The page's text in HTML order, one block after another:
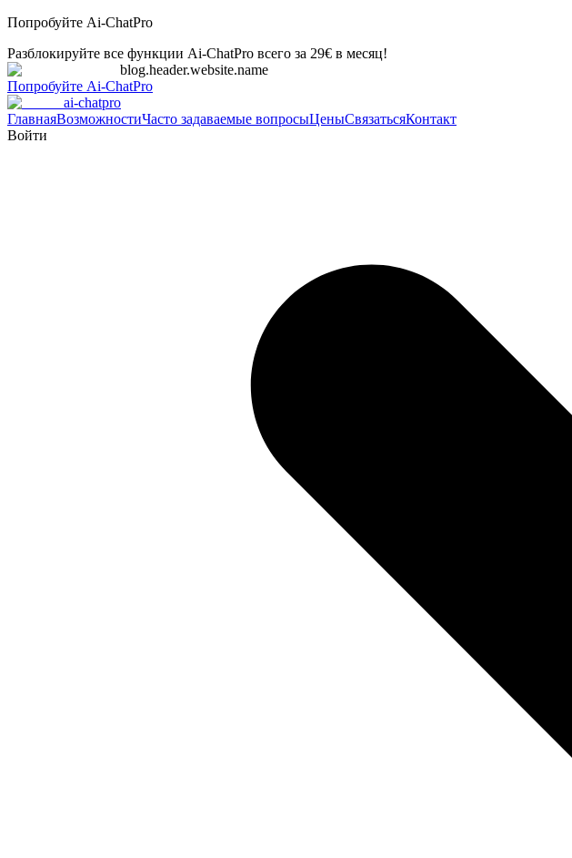
Попробуйте Ai-ChatPro
Разблокируйте все функции Ai-ChatPro всего за 29€ в месяц!
blog.header.website.name
Попробуйте Ai-ChatPro
ai-chatpro
ГлавнаяВозможностиЧасто задаваемые вопросыЦеныСвязатьсяКонтакт
Войти